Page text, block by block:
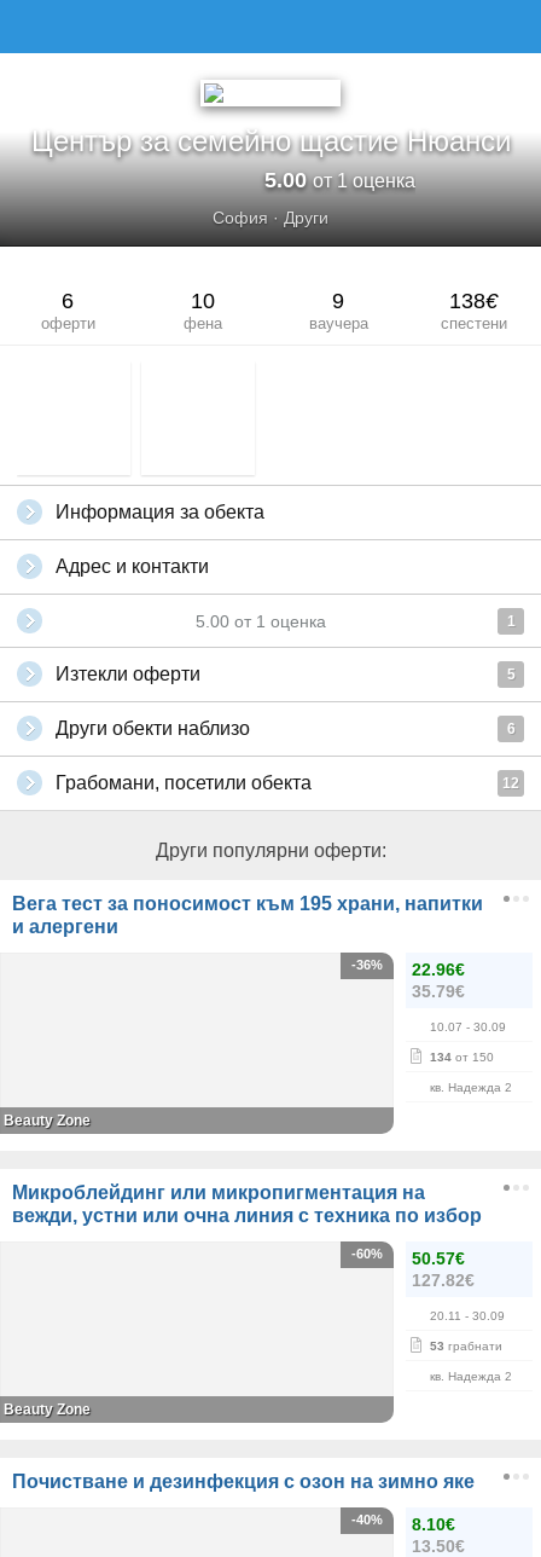
Център за семейно щастие Нюанси
5.00от 1 оценка
София · Други
6
оферти
10
фена
9
ваучера
138€
спестени
Информация за обекта
Адрес и контакти
5.00 от 1 оценка 1
Изтекли оферти 5
Други обекти наблизо 6
Грабомани, посетили обекта 12
Други популярни оферти:
Вега тест за поносимост към 195 храни, напитки
и алергени
22.96€
35.79€
10.07 - 30.09
134 от 150
кв. Надежда 2
-36%
Beauty Zone
Микроблейдинг или микропигментация на
вежди, устни или очна линия с техника по избор
50.57€
127.82€
20.11 - 30.09
53 грабнати
кв. Надежда 2
-60%
Beauty Zone
Почистване и дезинфекция с озон на зимно яке
8.10€
13.50€
-40%